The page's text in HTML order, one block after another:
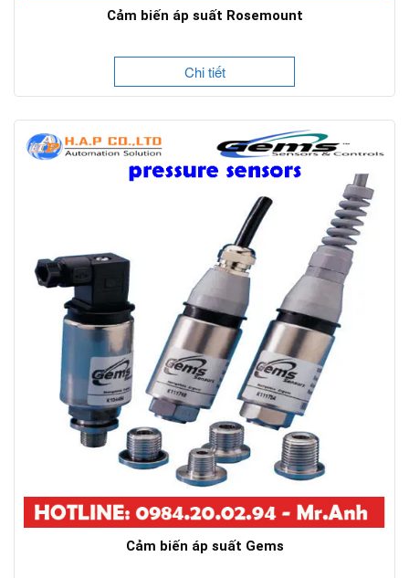
Cảm biến áp suất Rosemount
Chi tiết
Cảm biến áp suất Gems